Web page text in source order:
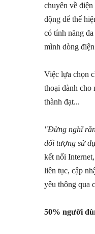
chuyên về
động để thể
có tính năng
mình dòng
Việc lựa chọn
thoại dành cho
thành đạt...
"Đừng nghĩ
đối tượng sử
kết nối
liên tục, cập
yêu thông qua
50% người